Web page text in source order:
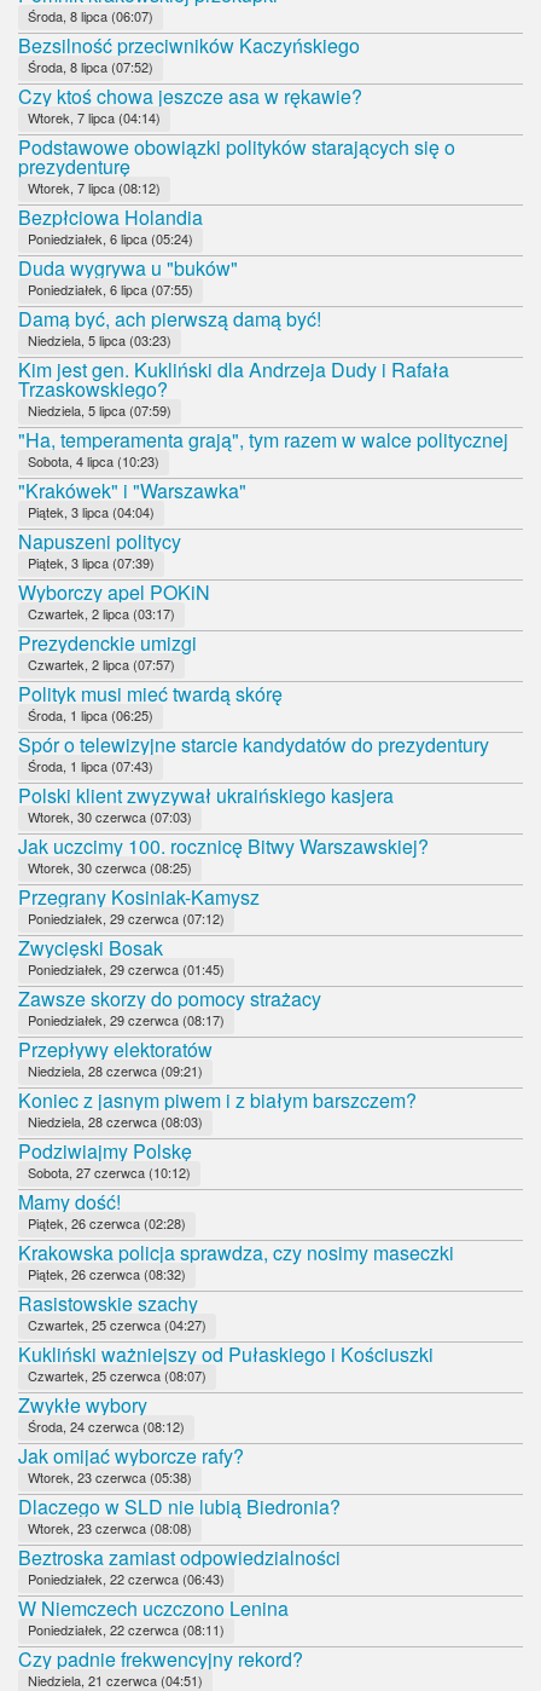
Środa, 8 lipca (06:07)
Bezsilność przeciwników Kaczyńskiego
Środa, 8 lipca (07:52)
Czy ktoś chowa jeszcze asa w rękawie?
Wtorek, 7 lipca (04:14)
Podstawowe obowiązki polityków starających się o
prezydenturę
Wtorek, 7 lipca (08:12)
Bezpłciowa Holandia
Poniedziałek, 6 lipca (05:24)
Duda wygrywa u "buków"
Poniedziałek, 6 lipca (07:55)
Damą być, ach pierwszą damą być!
Niedziela, 5 lipca (03:23)
Kim jest gen. Kukliński dla Andrzeja Dudy i Rafała
Trzaskowskiego?
Niedziela, 5 lipca (07:59)
"Ha, temperamenta grają", tym razem w walce politycznej
Sobota, 4 lipca (10:23)
"Krakówek" i "Warszawka"
Piątek, 3 lipca (04:04)
Napuszeni politycy
Piątek, 3 lipca (07:39)
Wyborczy apel POKiN
Czwartek, 2 lipca (03:17)
Prezydenckie umizgi
Czwartek, 2 lipca (07:57)
Polityk musi mieć twardą skórę
Środa, 1 lipca (06:25)
Spór o telewizyjne starcie kandydatów do prezydentury
Środa, 1 lipca (07:43)
Polski klient zwyzywał ukraińskiego kasjera
Wtorek, 30 czerwca (07:03)
Jak uczcimy 100. rocznicę Bitwy Warszawskiej?
Wtorek, 30 czerwca (08:25)
Przegrany Kosiniak-Kamysz
Poniedziałek, 29 czerwca (07:12)
Zwycięski Bosak
Poniedziałek, 29 czerwca (01:45)
Zawsze skorzy do pomocy strażacy
Poniedziałek, 29 czerwca (08:17)
Przepływy elektoratów
Niedziela, 28 czerwca (09:21)
Koniec z jasnym piwem i z białym barszczem?
Niedziela, 28 czerwca (08:03)
Podziwiajmy Polskę
Sobota, 27 czerwca (10:12)
Mamy dość!
Piątek, 26 czerwca (02:28)
Krakowska policja sprawdza, czy nosimy maseczki
Piątek, 26 czerwca (08:32)
Rasistowskie szachy
Czwartek, 25 czerwca (04:27)
Kukliński ważniejszy od Pułaskiego i Kościuszki
Czwartek, 25 czerwca (08:07)
Zwykłe wybory
Środa, 24 czerwca (08:12)
Jak omijać wyborcze rafy?
Wtorek, 23 czerwca (05:38)
Dlaczego w SLD nie lubią Biedronia?
Wtorek, 23 czerwca (08:08)
Beztroska zamiast odpowiedzialności
Poniedziałek, 22 czerwca (06:43)
W Niemczech uczczono Lenina
Poniedziałek, 22 czerwca (08:11)
Czy padnie frekwencyjny rekord?
Niedziela, 21 czerwca (04:51)